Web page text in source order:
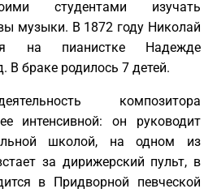
студентами изучать
музыки. В 1872 году Николай
на пианистке Надежде
В браке родилось 7 детей.
композитора
интенсивной: он руководит
школой, на одном из
за дирижерский пульт, в
в Придворной певческой